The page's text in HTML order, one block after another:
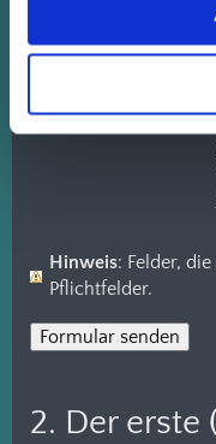
Hinweis : Felder,
Pflichtfelder.
2. Der erste